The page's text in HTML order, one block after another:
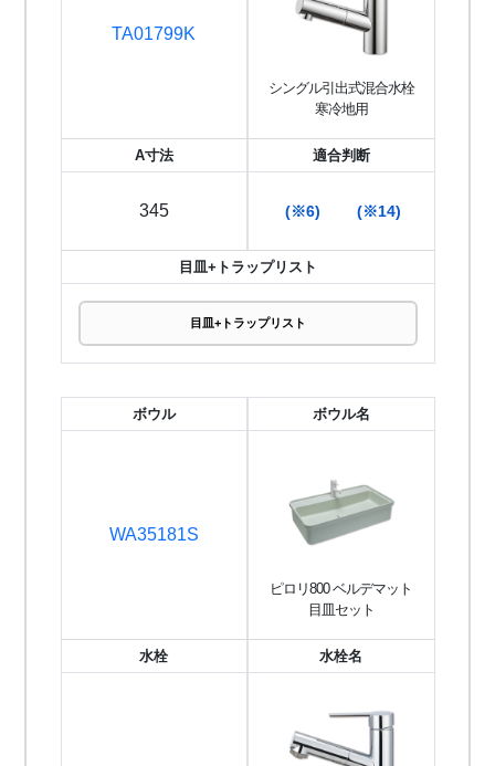
TA01799K
シングル引出式混合水栓
寒冷地用
A寸法
345
適合判断
(※6) (※14)
目皿+トラップリスト
目皿+トラップリスト
ボウル
WA35181S
ボウル名
ピロリ800 ベルデマット
目皿セット
水栓 水栓名